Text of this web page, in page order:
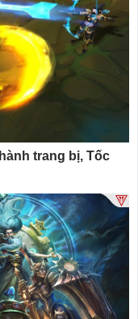
trang bị, Tốc